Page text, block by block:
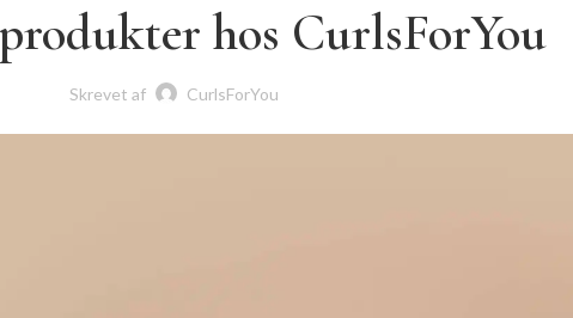
hos CurlsForYou
Skrevet af CurlsForYou